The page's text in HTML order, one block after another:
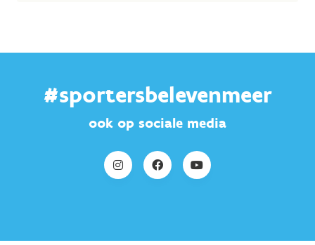
#sportersbelevenmeer
ook op sociale media